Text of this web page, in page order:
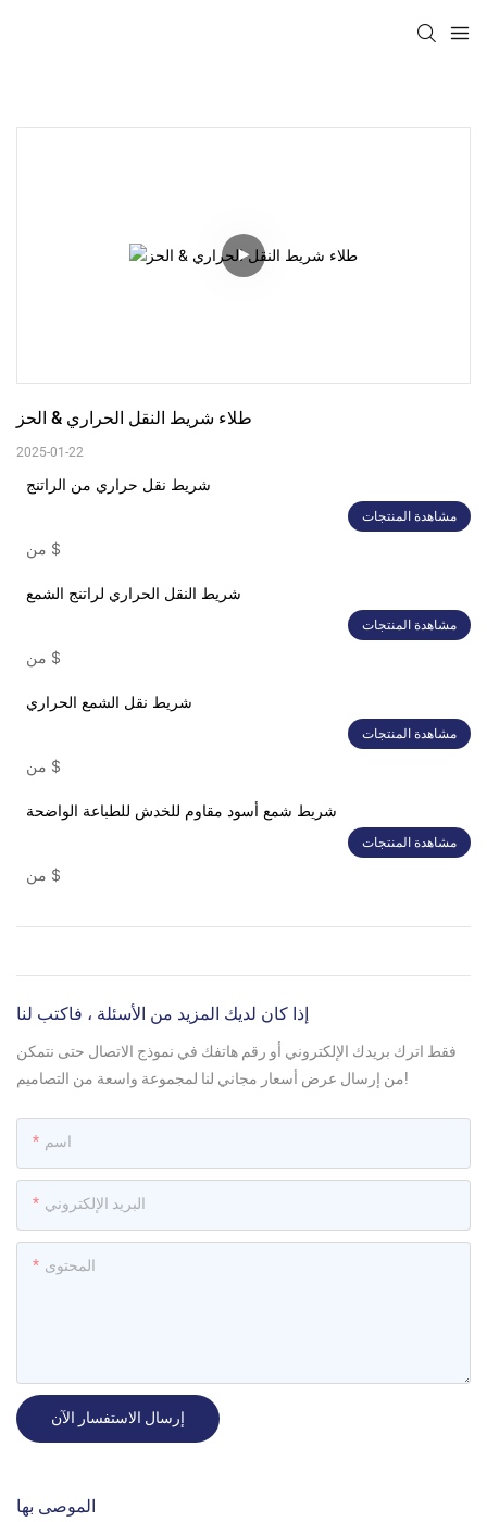
طلاء شريط النقل الحراري & الحز
2025-01-22
شريط نقل حراري من الراتنج
$
مشاهدة المنتجات
شريط النقل الحراري لراتنج الشمع
$
مشاهدة المنتجات
شريط نقل الشمع الحراري
$
مشاهدة المنتجات
شريط شمع أسود مقاوم للخدش للطباعة الواضحة
$
مشاهدة المنتجات
إذا كان لديك المزيد من الأسئلة ، فاكتب لنا
فقط اترك بريدك الإلكتروني أو رقم هاتفك في نموذج الاتصال حتى نتمكن
من إرسال عرض أسعار مجاني لنا لمجموعة واسعة من التصاميم!
اسم
البريد الإلكتروني
المحتوى
إرسال الاستفسار الآن
الموصى بها